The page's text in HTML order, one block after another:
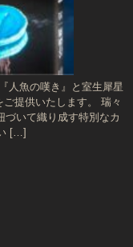
人魚の嘆き』と室生犀星
提供いたします。 瑞々
づいて織り成す特別なカ
[…]